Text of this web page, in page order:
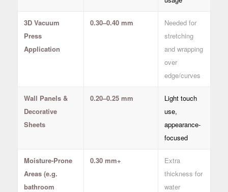
3D Vacuum
Press
Application
0.30–0.40 mm
Needed for
stretching
and wrapping
over
edge/curves
Wall Panels &
Decorative
Sheets
0.20–0.25 mm
Light touch
use,
appearance-
focused
Moisture-Prone
Areas (e.g.
bathroom
0.30 mm+
Extra
thickness for
water